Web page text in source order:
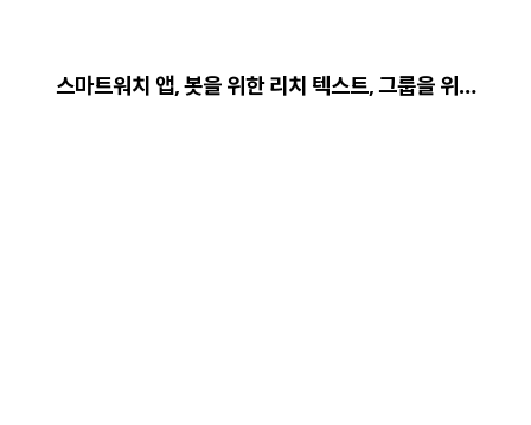
스마트워치 앱, 봇을 위한 리치 텍스트, 그룹을 위…